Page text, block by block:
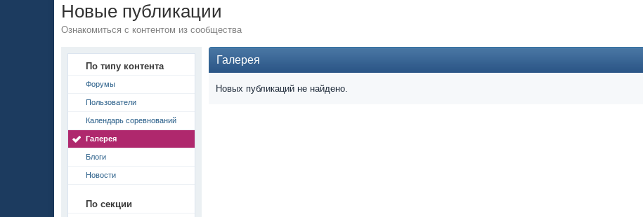
Новые публикации
Ознакомиться с контентом из сообщества
По типу контента
Форумы
Пользователи
Календарь соревнований
Галерея
Блоги
Новости
По секции
Галерея
Новых публикаций не найдено.